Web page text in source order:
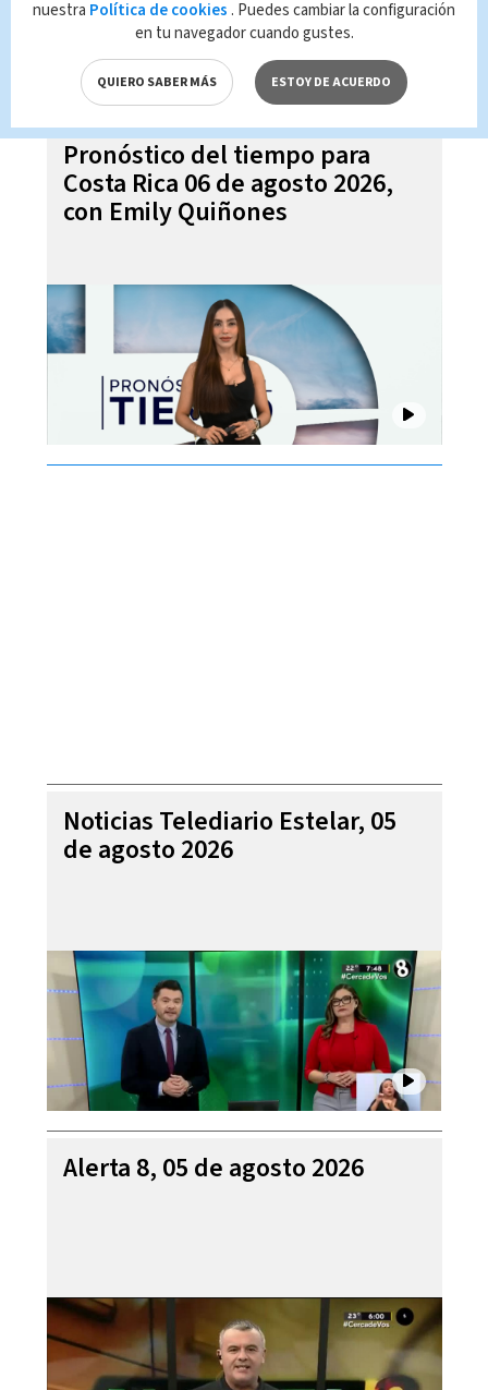
Pronóstico del tiempo para
Costa Rica 06 de agosto 2026,
con Emily Quiñones
Noticias Telediario Estelar, 05
de agosto 2026
Alerta 8, 05 de agosto 2026
nuestra Política de cookies . Puedes cambiar la configuración
en tu navegador cuando gustes.
QUIERO SABER MÁS ESTOY DE ACUERDO